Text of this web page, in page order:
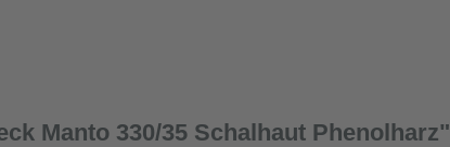
Manto 330/35 Schalhaut Phenolharz"